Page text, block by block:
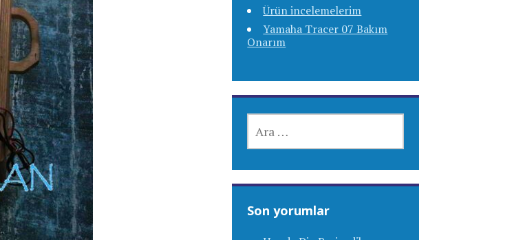
Ürün incelemelerim
Yamaha Tracer 07 Bakım
Onarım
Son yorumlar